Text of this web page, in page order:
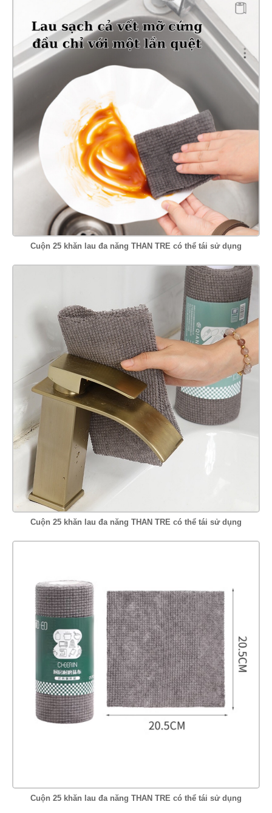
Cuộn 25 khăn lau đa năng THAN TRE có thể tái sử dụng
Cuộn 25 khăn lau đa năng THAN TRE có thể tái sử dụng
Cuộn 25 khăn lau đa năng THAN TRE có thể tái sử dụng